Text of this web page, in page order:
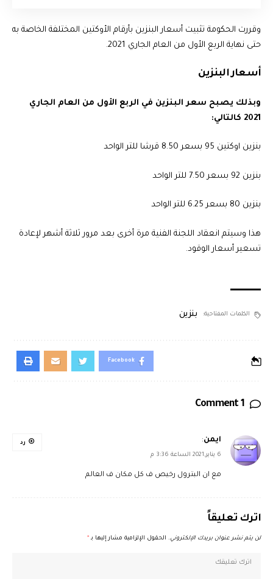
وقررت الحكومة تثبيت أسعار البنزين بأرقام الأوكتين المختلفة الخاصة به
حتى نهاية الربع الأول من العام الجاري 2021.
أسعار البنزين
وبذلك يصبح سعر البنزين في الربع الأول من العام الجاري
2021 كالتالي:
بنزين اوكتين 95 بسعر 8.50 قرشا للتر الواحد
بنزين 92 بسعر 7.50 للتر الواحد
بنزين 80 بسعر 6.25 للتر الواحد
هذا وسيتم انعقاد اللجنة الفنية مرة أخرى بعد مرور ثلاثة أشهر لإعادة
تسعير أسعار الوقود.
الكلمات المفتاحية: بنزين
Facebook
1 Comment
ايمن:
6 يناير,2021 الساعة 3:36 م
مع ان البترول رخيص ف كل مكان ف العالم
رد
اترك تعليقاً
لن يتم نشر عنوان بريدك الإلكتروني. الحقول الإلزامية مشار إليها بـ *